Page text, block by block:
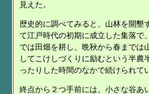
見えた。
歴史的に調べてみると、山林を開墾
て江戸時代の初期に成立した集落で
では田畑を耕し、晩秋から春までは
してこけしづくりに励むという半農
ったりした時間のなかで続けられて
終点から２つ手前には、小さな谷あ